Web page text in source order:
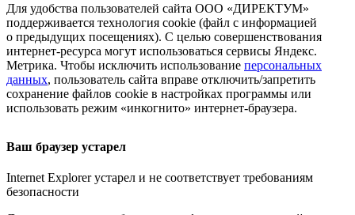
Для удобства пользователей сайта ООО «ДИРЕКТУМ»
поддерживается технология cookie (файл с информацией
о предыдущих посещениях). С целью совершенствования
интернет-ресурса могут использоваться сервисы Яндекс.
Метрика. Чтобы исключить использование персональных
данных, пользователь сайта вправе отключить/запретить
сохранение файлов cookie в настройках программы или
использовать режим «инкогнито» интернет-браузера.
Ваш браузер устарел
Internet Explorer устарел и не соответствует требованиям
безопасности